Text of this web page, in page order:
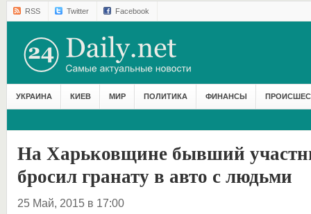
RSS Twitter Facebook
УКРАИНА КИЕВ МИР ПОЛИТИКА ФИНАНСЫ
На Харьковщине бывший
бросил гранату в авто с людьми
25 Май, 2015 в 17:00